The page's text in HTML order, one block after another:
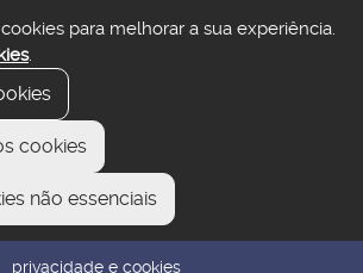
para melhorar a sua experiência.
.
cookies
não essenciais
privacidade e cookies